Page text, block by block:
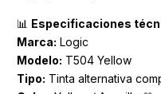
📊 Especificaciones
Marca: Logic
Modelo: T504 Yellow
Tipo: Tinta alternativa